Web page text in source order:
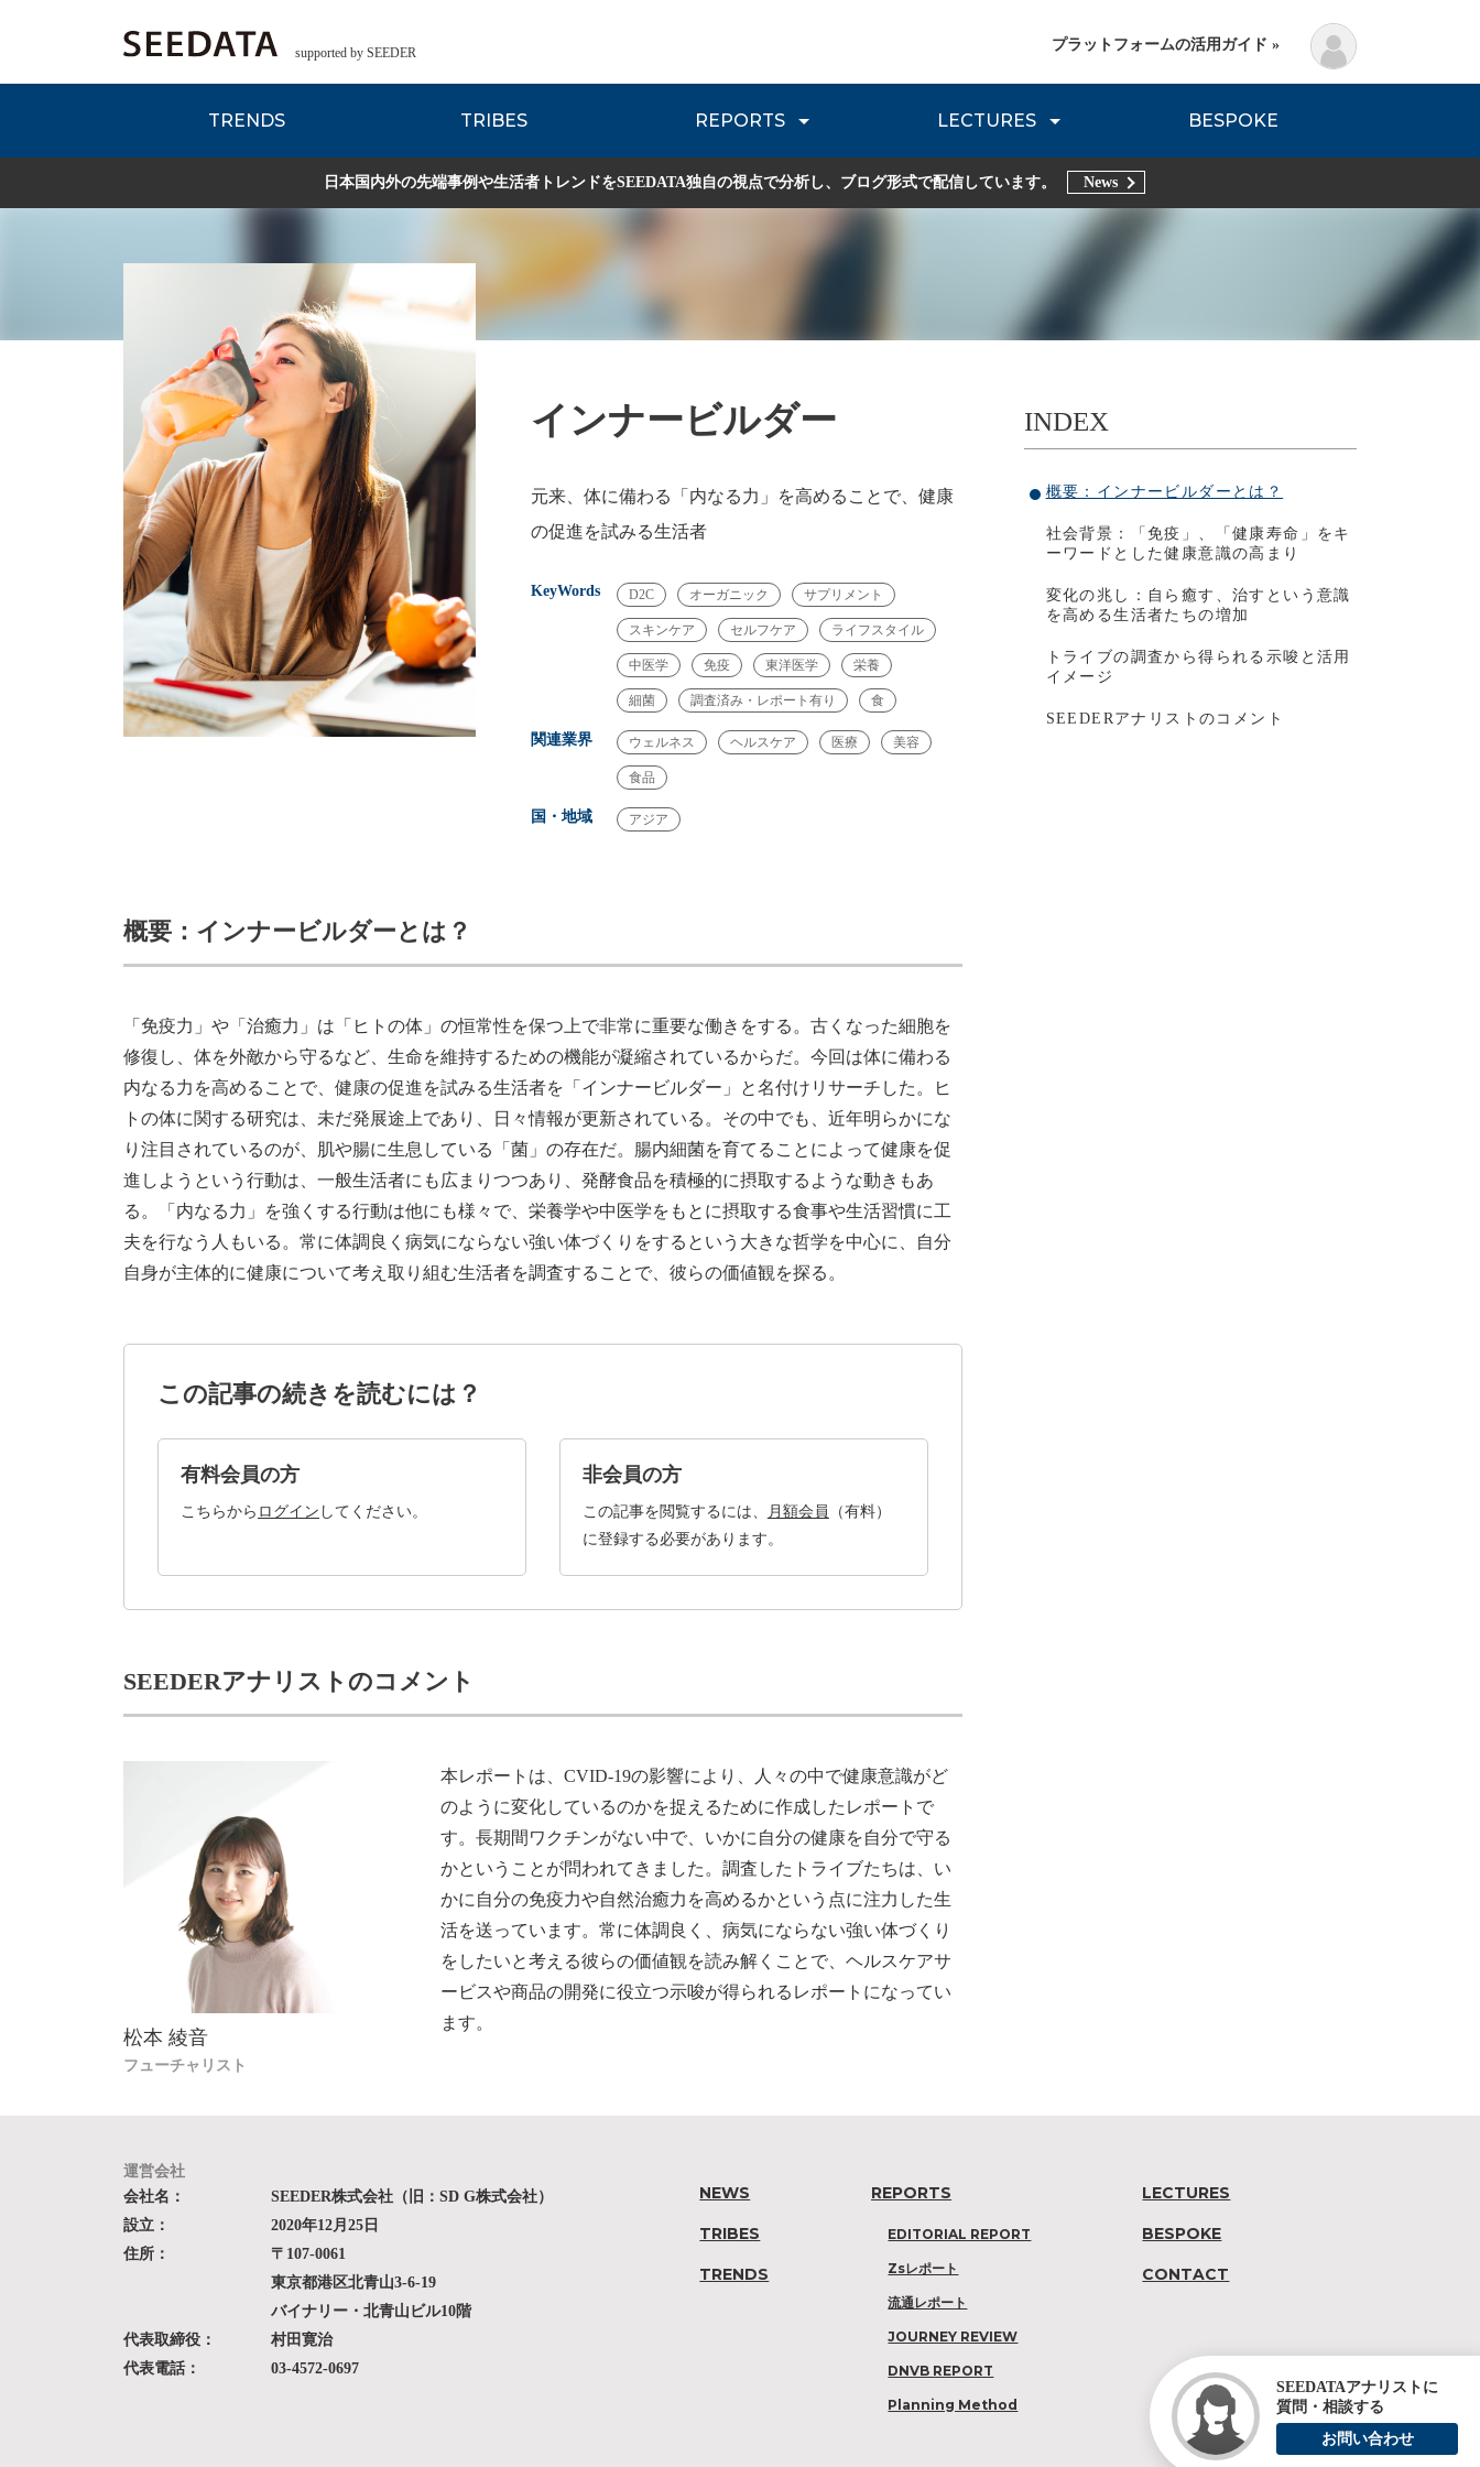
supported by SEEDER
TRENDS TRIBES REPORTS
EDITORIAL REPORT Zsレポート 流通レポート JOURNEY REVIEW DNVB REPORT TRIBE REPORTS
LECTURES
各種データのご紹介 Planning Method
BESPOKE
プラットフォームの活用ガイド »
日本国内外の先端事例や生活者トレンドをSEEDATA独自の視点で分析し、ブログ形式で配信しています。 News
INDEX
概要：インナービルダーとは？
社会背景：「免疫」、「健康寿命」をキ
ーワードとした健康意識の高まり
変化の兆し：自ら癒す、治すという意識
を高める生活者たちの増加
トライブの調査から得られる示唆と活用
イメージ
SEEDERアナリストのコメント
インナービルダー
元来、体に備わる「内なる力」を高めることで、健康
の促進を試みる生活者
KeyWords D2C オーガニック サプリメント
スキンケア セルフケア ライフスタイル
中医学 免疫 東洋医学 栄養
細菌 調査済み・レポート有り 食
関連業界 ウェルネス ヘルスケア 医療 美容
食品
国・地域 アジア
概要：インナービルダーとは？
「免疫力」や「治癒力」は「ヒトの体」の恒常性を保つ上で非常に重要な働きをする。古くなった細胞を
修復し、体を外敵から守るなど、生命を維持するための機能が凝縮されているからだ。今回は体に備わる
内なる力を高めることで、健康の促進を試みる生活者を「インナービルダー」と名付けリサーチした。ヒ
トの体に関する研究は、未だ発展途上であり、日々情報が更新されている。その中でも、近年明らかにな
り注目されているのが、肌や腸に生息している「菌」の存在だ。腸内細菌を育てることによって健康を促
進しようという行動は、一般生活者にも広まりつつあり、発酵食品を積極的に摂取するような動きもあ
る。「内なる力」を強くする行動は他にも様々で、栄養学や中医学をもとに摂取する食事や生活習慣に工
夫を行なう人もいる。常に体調良く病気にならない強い体づくりをするという大きな哲学を中心に、自分
自身が主体的に健康について考え取り組む生活者を調査することで、彼らの価値観を探る。
この記事の続きを読むには？
有料会員の方
こちらから ログイン してください。
非会員の方
この記事を閲覧するには、 月額会員
（有料）
に登録する必要があります。
SEEDERアナリストのコメント
松本 綾音
フューチャリスト
本レポートは、CVID-19の影響により、人々の中で健康意識がど
のように変化しているのかを捉えるために作成したレポートで
す。長期間ワクチンがない中で、いかに自分の健康を自分で守る
かということが問われてきました。調査したトライブたちは、い
かに自分の免疫力や自然治癒力を高めるかという点に注力した生
活を送っています。常に体調良く、病気にならない強い体づくり
をしたいと考える彼らの価値観を読み解くことで、ヘルスケアサ
ービスや商品の開発に役立つ示唆が得られるレポートになってい
ます。
SEEDATAアナリストに
質問・相談する
お問い合わせ
運営会社
会社名：
SEEDER株式会社（旧：SD G株式会社）
設立：
2020年12月25日
住所：
〒107-0061
東京都港区北青山3-6-19
バイナリー・北青山ビル10階
代表取締役：
村田寛治
代表電話：
03-4572-0697
NEWS
TRIBES
TRENDS
REPORTS
EDITORIAL REPORT
Zsレポート
流通レポート
JOURNEY REVIEW
DNVB REPORT
Planning Method
LECTURES
BESPOKE
CONTACT